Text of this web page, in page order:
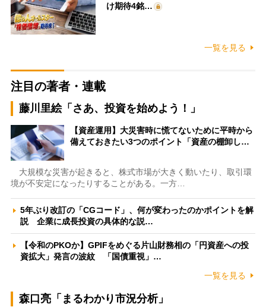
け期待4銘…
一覧を見る
注目の著者・連載
藤川里絵「さあ、投資を始めよう！」
【資産運用】大災害時に慌てないために平時から
備えておきたい3つのポイント「資産の棚卸し…
大規模な災害が起きると、株式市場が大きく動いたり、取引環
境が不安定になったりすることがある。一方…
5年ぶり改訂の「CGコード」、何が変わったのかポイントを解
説 企業に成長投資の具体的な説…
【令和のPKOか】GPIFをめぐる片山財務相の「円資産への投
資拡大」発言の波紋 「国債重視」…
一覧を見る
森口亮「まるわかり市況分析」